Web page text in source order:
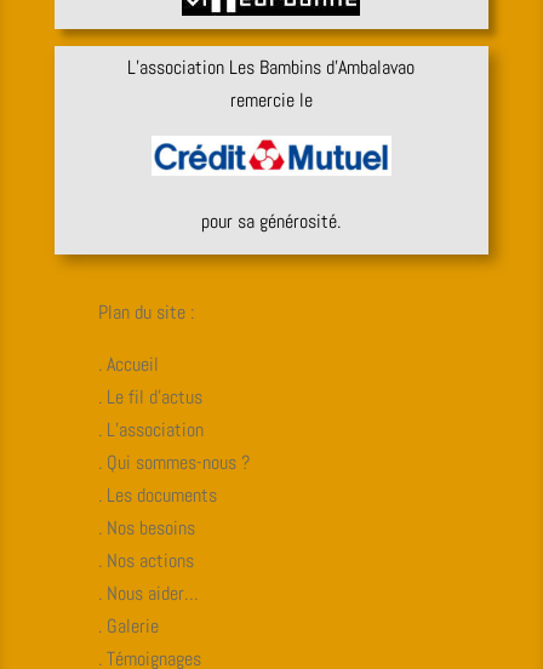
L’association Les Bambins d’Ambalavao
remercie le
pour sa générosité.
Plan du site :
. Accueil
. Le fil d’actus
. L’association
. Qui sommes-nous ?
. Les documents
. Nos besoins
. Nos actions
. Nous aider…
. Galerie
. Témoignages